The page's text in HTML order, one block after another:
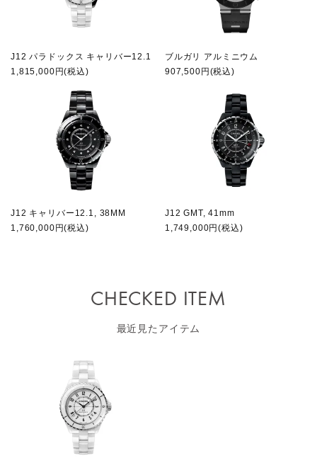
J12 パラドックス キャリバー12.1
1,815,000円(税込)
ブルガリ アルミニウム
907,500円(税込)
J12 キャリバー12.1, 38MM
1,760,000円(税込)
J12 GMT, 41mm
1,749,000円(税込)
CHECKED ITEM
最近見たアイテム